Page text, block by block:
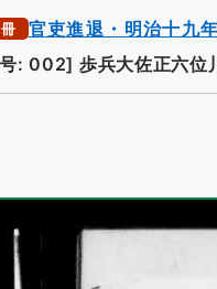
官吏進退・明治十九
: 002] 歩兵大佐正六位